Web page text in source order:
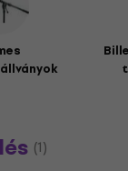
(1)